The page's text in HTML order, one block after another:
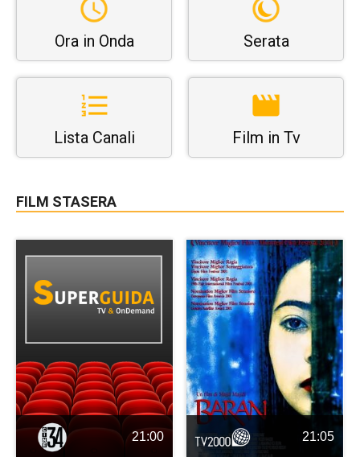
Ora in Onda Serata
Lista Canali Film in Tv
FILM STASERA
21:00 21:05